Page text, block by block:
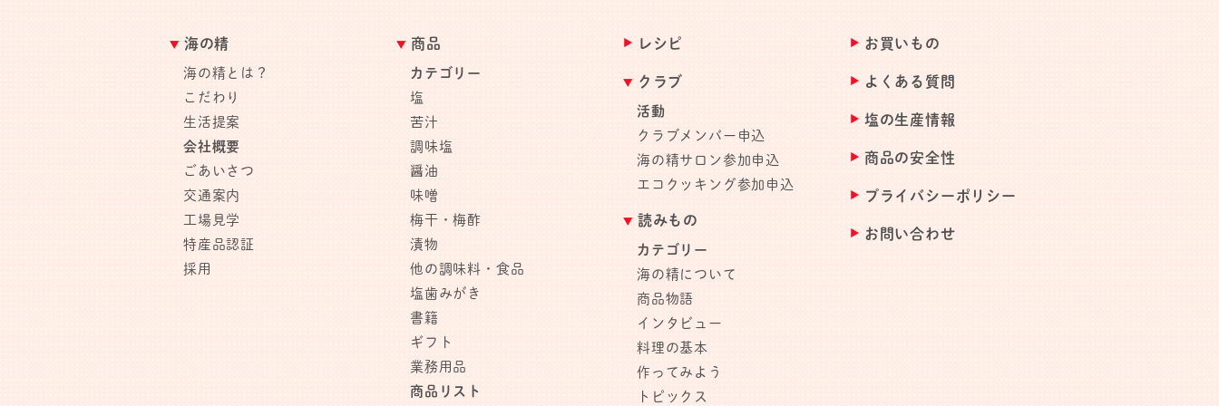
海の精
海の精とは？
こだわり
生活提案
会社概要
ごあいさつ
交通案内
工場見学
特産品認証
採用
商品
カテゴリー
塩
苦汁
調味塩
醤油
味噌
梅干・梅酢
漬物
他の調味料・食品
塩歯みがき
書籍
ギフト
業務用品
商品リスト
レシピ
クラブ
活動
クラブメンバー申込
海の精サロン参加申込
エコクッキング参加申込
読みもの
カテゴリー
海の精について
商品物語
インタビュー
料理の基本
作ってみよう
トピックス
お買いもの
よくある質問
塩の生産情報
商品の安全性
プライバシーポリシー
お問い合わせ